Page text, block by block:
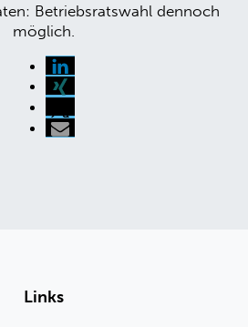
Betriebsratswahl dennoch
möglich.
Links